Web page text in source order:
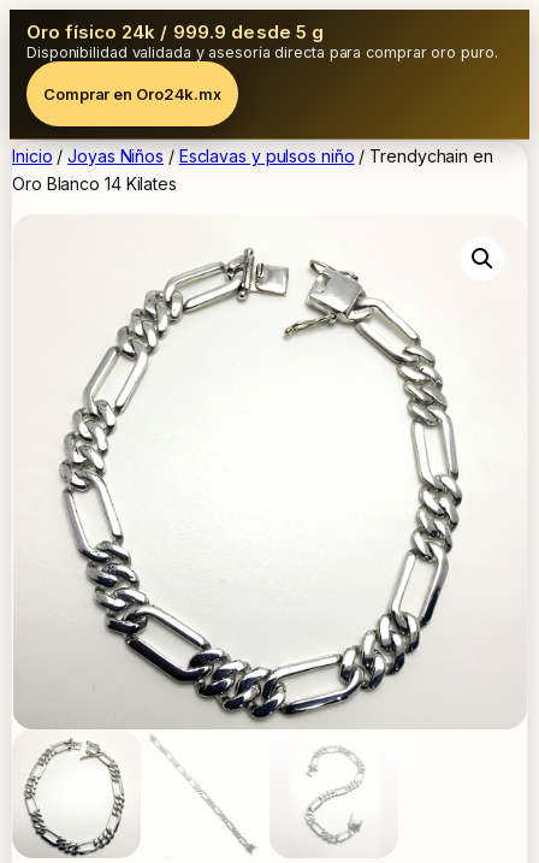
Oro físico 24k / 999.9 desde 5 g
Disponibilidad validada y asesoría directa para comprar oro puro.
Comprar en Oro24k.mx
Inicio /Joyas Niños / Esclavas y pulsos niño / Trendychain en
Oro Blanco 14 Kilates